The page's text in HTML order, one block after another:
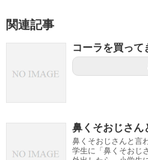
関連記事
コーラを買って
鼻くそおじさん
鼻くそおじさんと言
学生に「鼻くそおじ